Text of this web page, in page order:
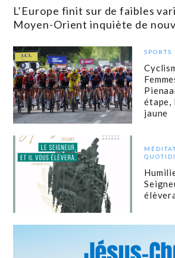
L’Europe finit sur de faibles
Moyen-Orient inquiète de
SPORTS
étape,
jaune